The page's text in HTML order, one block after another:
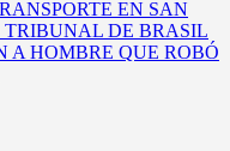
EN SAN
TRIBUNAL DE BRASIL
A HOMBRE QUE ROBÓ